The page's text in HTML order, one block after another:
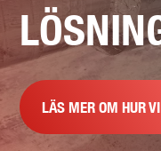
LÄS MER OM HUR